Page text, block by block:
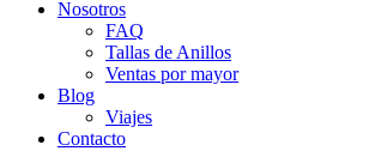
Nosotros
FAQ
Tallas de Anillos
Ventas por mayor
Blog
Viajes
Contacto